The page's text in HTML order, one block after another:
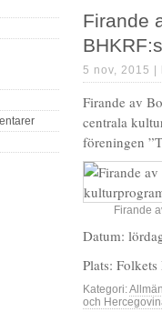
Firande
5 nov, 2015 |
Firande av
centrala
föreningen
Firande
Datum:
Plats:
Kategori:
och